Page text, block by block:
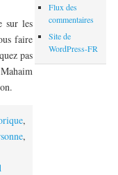
sur les
faire
pas
,
,
Flux des
commentaires
Site de
WordPress-FR